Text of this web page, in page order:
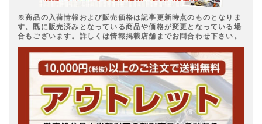
※商品の入荷情報および販売価格は記事更新時点のものとなりま
す。既に販売済みとなっている商品や価格が変更となっている場
合もございます。詳しくは情報掲載店舗までお問合わせ下さい。